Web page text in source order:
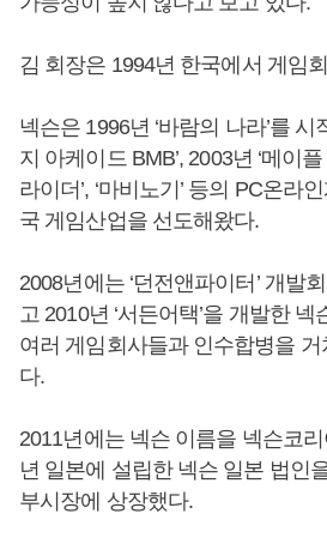
김 회장은 1994년 한국에서 게임
넥슨은 1996년 ‘바람의 나라’를 시
지 아케이드 BMB’, 2003년 ‘메이
라이더’, ‘마비노기’ 등의 PC온라
국 게임산업을 선도해왔다.
2008년에는 ‘던전앤파이터’ 개발
고 2010년 ‘서든어택’을 개발한
여러 게임회사들과 인수합병을
다.
2011년에는 넥슨 이름을 넥슨코
년 일본에 설립한 넥슨 일본 법인
부시장에 상장했다.